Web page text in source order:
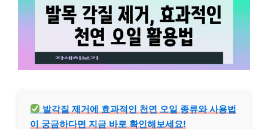
발각질 제거에 효과적인 천연 오일 종류와 사용법
이 궁금하다면 지금 바로 확인해보세요!